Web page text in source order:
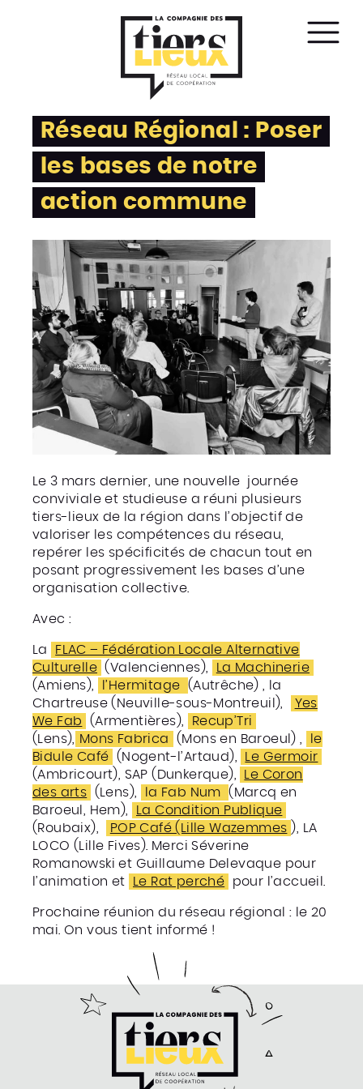
le
Réseau Régional : Poser
les bases de notre
action commune
Le 3 mars dernier, une nouvelle journée
conviviale et studieuse a réuni plusieurs
tiers-lieux de la région dans l’objectif de
valoriser les compétences du réseau,
repérer les spécificités de chacun tout en
posant progressivement les bases d’une
organisation collective.
Avec :
La
FLAC – Fédération Locale Alternative
Culturelle (Valenciennes),
La Machinerie
(Amiens),
l’Hermitage
(Autrêche) , la
Chartreuse (Neuville-sous-Montreuil),
Yes
We Fab
(Armentières),
Recup’Tri
(Lens),
Mons Fabrica (Mons en Baroeul) ,
le
Bidule Café
(Nogent-l’Artaud),
Le Germoir
(Ambricourt), SAP (Dunkerque),
Le Coron
des arts
(Lens), la Fab Num
(Marcq en
Baroeul, Hem),
La Condition Publique
(Roubaix),
POP Café (Lille Wazemmes ), LA
LOCO (Lille Fives). Merci Séverine
Romanowski et Guillaume Delevaque pour
l’animation et
Le Rat perché pour l’accueil.
Prochaine réunion du réseau régional : le 20
mai. On vous tient informé !